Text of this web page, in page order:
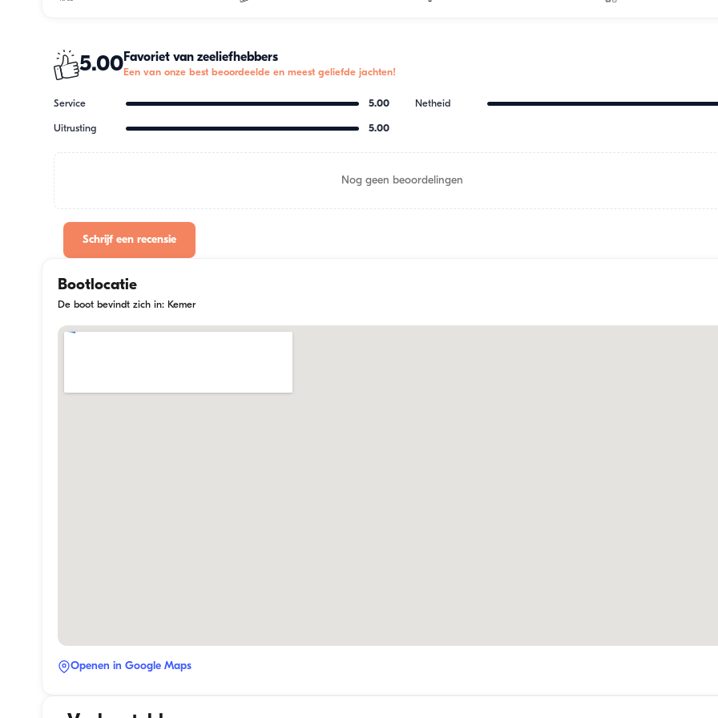
5.00Favoriet van zeeliefhebbers
Een van onze best beoordeelde en meest geliefde jachten!
Service 5.00 Netheid
Uitrusting 5.00
Nog geen beoordelingen
Schrijf een recensie
Bootlocatie
De boot bevindt zich in: Kemer
Openen in Google Maps